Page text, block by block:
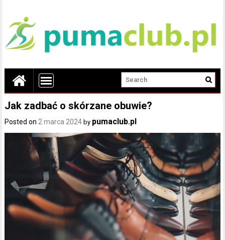
Jak zadbać o skórzane obuwie?
Posted on2 marca 2024 by pumaclub.pl